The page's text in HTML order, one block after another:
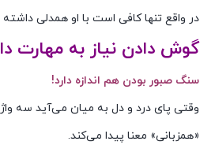
در واقع تنها کافی است با او همدلی
گوش دادن نیاز به مهارت
سنگ صبور بودن هم اندازه دارد!
وقتی پای درد و دل به میان می‌آید سه
«همزبانی» معنا پیدا می‌کند.